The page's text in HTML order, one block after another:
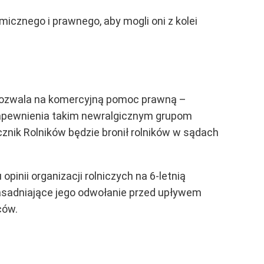
i prawnego, aby mogli oni z kolei
na komercyjną pomoc prawną –
takim newralgicznym grupom
Rolników będzie bronił rolników w sądach
opinii organizacji rolniczych na 6-letnią
jego odwołanie przed upływem